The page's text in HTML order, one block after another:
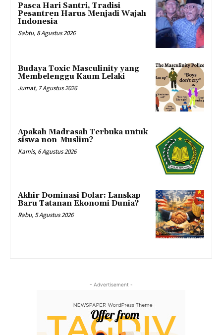
Pasca Hari Santri, Tradisi
Pesantren Harus Menjadi Wajah
Indonesia
Sabtu, 8 Agustus 2026
Budaya Toxic Masculinity yang
Membelenggu Kaum Lelaki
Jumat, 7 Agustus 2026
Apakah Madrasah Terbuka untuk
siswa non-Muslim?
Kamis, 6 Agustus 2026
Akhir Dominasi Dolar: Lanskap
Baru Tatanan Ekonomi Dunia?
Rabu, 5 Agustus 2026
- Advertisement -